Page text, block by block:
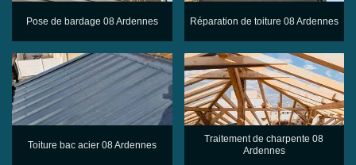
Pose de bardage 08 Ardennes Réparation de toiture 08 Ardennes
Toiture bac acier 08 Ardennes
Traitement de charpente 08
Ardennes